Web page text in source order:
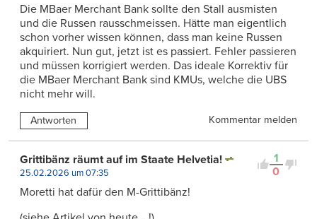
Die MBaer Merchant Bank sollte den Stall ausmisten
und die Russen rausschmeissen. Hätte man eigentlich
schon vorher wissen können, dass man keine Russen
akquiriert. Nun gut, jetzt ist es passiert. Fehler passieren
und müssen korrigiert werden. Das ideale Korrektiv für
die MBaer Merchant Bank sind KMUs, welche die UBS
nicht mehr will.
Antworten Kommentar melden
1
0
Grittibänz räumt auf im Staate Helvetia!
25.02.2026 um 07:35
Moretti hat dafür den M-Grittibänz!